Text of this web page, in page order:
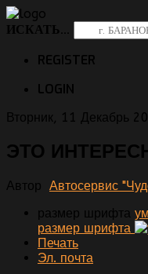
ИСКАТЬ...
REGISTER
LOGIN
Вторник, 11 Декабрь
ЭТО
Автор Автосервис
размер шрифта
размер шрифта
Печать
Эл. почта